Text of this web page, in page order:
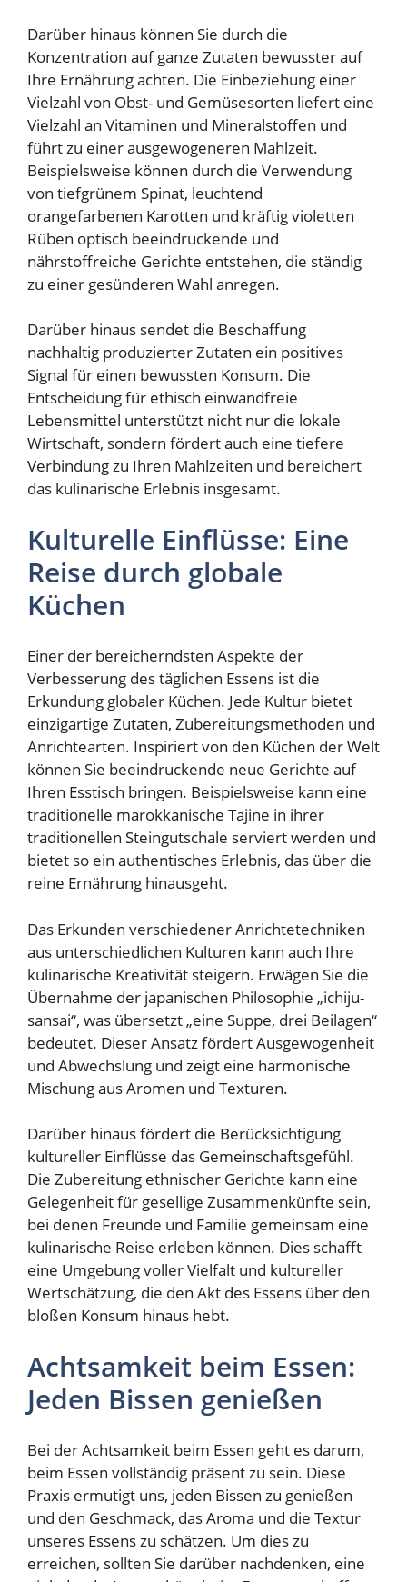
Darüber hinaus können Sie durch die
Konzentration auf ganze Zutaten bewusster auf
Ihre Ernährung achten. Die Einbeziehung einer
Vielzahl von Obst- und Gemüsesorten liefert eine
Vielzahl an Vitaminen und Mineralstoffen und
führt zu einer ausgewogeneren Mahlzeit.
Beispielsweise können durch die Verwendung
von tiefgrünem Spinat, leuchtend
orangefarbenen Karotten und kräftig violetten
Rüben optisch beeindruckende und
nährstoffreiche Gerichte entstehen, die ständig
zu einer gesünderen Wahl anregen.
Darüber hinaus sendet die Beschaffung
nachhaltig produzierter Zutaten ein positives
Signal für einen bewussten Konsum. Die
Entscheidung für ethisch einwandfreie
Lebensmittel unterstützt nicht nur die lokale
Wirtschaft, sondern fördert auch eine tiefere
Verbindung zu Ihren Mahlzeiten und bereichert
das kulinarische Erlebnis insgesamt.
Kulturelle Einflüsse: Eine
Reise durch globale
Küchen
Einer der bereicherndsten Aspekte der
Verbesserung des täglichen Essens ist die
Erkundung globaler Küchen. Jede Kultur bietet
einzigartige Zutaten, Zubereitungsmethoden und
Anrichtearten. Inspiriert von den Küchen der Welt
können Sie beeindruckende neue Gerichte auf
Ihren Esstisch bringen. Beispielsweise kann eine
traditionelle marokkanische Tajine in ihrer
traditionellen Steingutschale serviert werden und
bietet so ein authentisches Erlebnis, das über die
reine Ernährung hinausgeht.
Das Erkunden verschiedener Anrichtetechniken
aus unterschiedlichen Kulturen kann auch Ihre
kulinarische Kreativität steigern. Erwägen Sie die
Übernahme der japanischen Philosophie „ichiju-
sansai“, was übersetzt „eine Suppe, drei Beilagen“
bedeutet. Dieser Ansatz fördert Ausgewogenheit
und Abwechslung und zeigt eine harmonische
Mischung aus Aromen und Texturen.
Darüber hinaus fördert die Berücksichtigung
kultureller Einflüsse das Gemeinschaftsgefühl.
Die Zubereitung ethnischer Gerichte kann eine
Gelegenheit für gesellige Zusammenkünfte sein,
bei denen Freunde und Familie gemeinsam eine
kulinarische Reise erleben können. Dies schafft
eine Umgebung voller Vielfalt und kultureller
Wertschätzung, die den Akt des Essens über den
bloßen Konsum hinaus hebt.
Achtsamkeit beim Essen:
Jeden Bissen genießen
Bei der Achtsamkeit beim Essen geht es darum,
beim Essen vollständig präsent zu sein. Diese
Praxis ermutigt uns, jeden Bissen zu genießen
und den Geschmack, das Aroma und die Textur
unseres Essens zu schätzen. Um dies zu
erreichen, sollten Sie darüber nachdenken, eine